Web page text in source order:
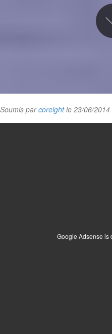
Soumis parcoreightle 23/06/2014
Google Adsense is